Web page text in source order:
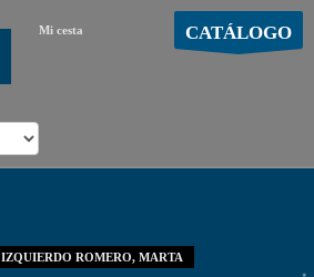
Mi cesta CATÁLOGO
IZQUIERDO ROMERO, MARTA